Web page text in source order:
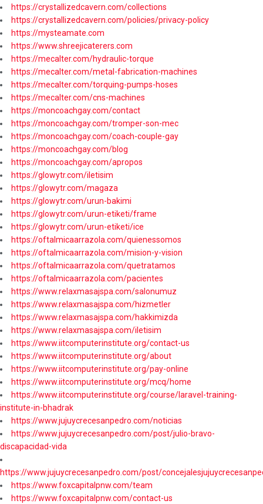
https://crystallizedcavern.com/collections
https://crystallizedcavern.com/policies/privacy-policy
https://mysteamate.com
https://www.shreejicaterers.com
https://mecalter.com/hydraulic-torque
https://mecalter.com/metal-fabrication-machines
https://mecalter.com/torquing-pumps-hoses
https://mecalter.com/cns-machines
https://moncoachgay.com/contact
https://moncoachgay.com/tromper-son-mec
https://moncoachgay.com/coach-couple-gay
https://moncoachgay.com/blog
https://moncoachgay.com/apropos
https://glowytr.com/iletisim
https://glowytr.com/magaza
https://glowytr.com/urun-bakimi
https://glowytr.com/urun-etiketi/frame
https://glowytr.com/urun-etiketi/ice
https://oftalmicaarrazola.com/quienessomos
https://oftalmicaarrazola.com/mision-y-vision
https://oftalmicaarrazola.com/quetratamos
https://oftalmicaarrazola.com/pacientes
https://www.relaxmasajspa.com/salonumuz
https://www.relaxmasajspa.com/hizmetler
https://www.relaxmasajspa.com/hakkimizda
https://www.relaxmasajspa.com/iletisim
https://www.iitcomputerinstitute.org/contact-us
https://www.iitcomputerinstitute.org/about
https://www.iitcomputerinstitute.org/pay-online
https://www.iitcomputerinstitute.org/mcq/home
https://www.iitcomputerinstitute.org/course/laravel-training-
institute-in-bhadrak
https://www.jujuycrecesanpedro.com/noticias
https://www.jujuycrecesanpedro.com/post/julio-bravo-
discapacidad-vida
https://www.jujuycrecesanpedro.com/post/
https://www.foxcapitalpnw.com/team
https://www.foxcapitalpnw.com/contact-us